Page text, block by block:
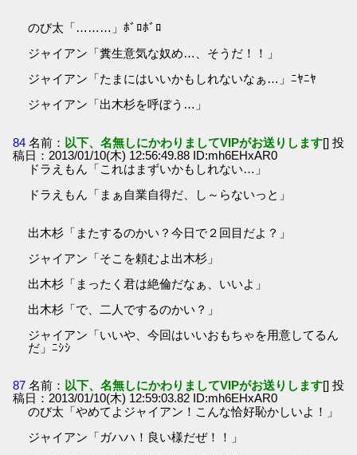
のび太「………」ﾎﾞﾛﾎﾞﾛ
ジャイアン「糞生意気な奴め…、そうだ！！」
ジャイアン「たまにはいいかもしれないなぁ…」ﾆﾔﾆﾔ
ジャイアン「出木杉を呼ぼう…」
84 名前： 以下、名無しにかわりましてVIPがお送りします[] 投
稿日：2013/01/10(木) 12:56:49.88 ID:mh6EHxAR0
ドラえもん「これはまずいかもしれない…」
ドラえもん「まぁ自業自得だ、し～らないっと」
出木杉「またするのかい？今日で２回目だよ？」
ジャイアン「そこを頼むよ出木杉」
出木杉「まったく君は絶倫だなぁ、いいよ」
出木杉「で、二人でするのかい？」
ジャイアン「いいや、今回はいいおもちゃを用意してるん
だ」ﾆｼｼ
87 名前： 以下、名無しにかわりましてVIPがお送りします[] 投
稿日：2013/01/10(木) 12:59:03.82 ID:mh6EHxAR0
のび太「やめてよジャイアン！こんな恰好恥かしいよ！」
ジャイアン「ガハハ！良い様だぜ！！」